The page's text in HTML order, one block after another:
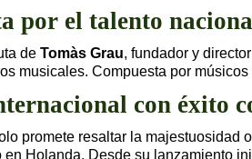
por el talento
de Tomàs Grau, fundador y
musicales. Compuesta por
con éxito
promete resaltar la majestuosidad
en Holanda. Desde su lanzamiento